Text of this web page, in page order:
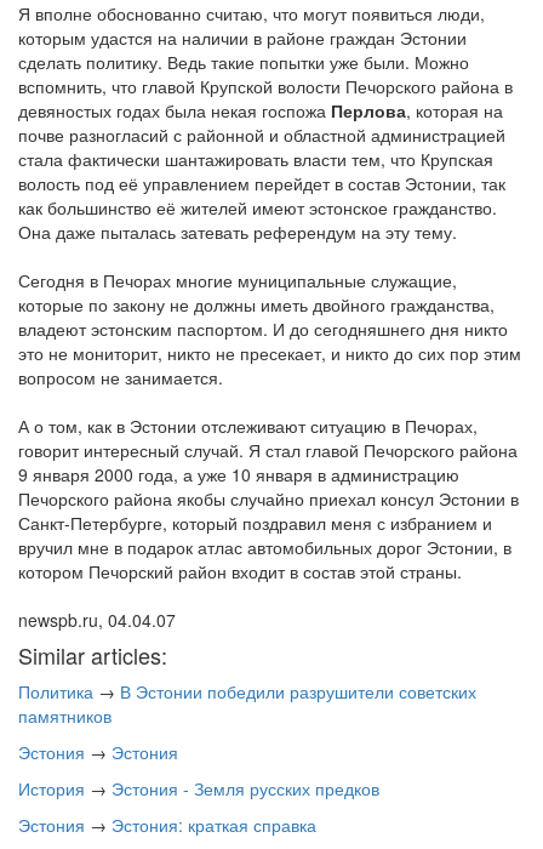
Я вполне обоснованно считаю, что могут появиться люди,
которым удастся на наличии в районе граждан Эстонии
сделать политику. Ведь такие попытки уже были. Можно
вспомнить, что главой Крупской волости Печорского района в
девяностых годах была некая госпожа Перлова, которая на
почве разногласий с районной и областной администрацией
стала фактически шантажировать власти тем, что Крупская
волость под её управлением перейдет в состав Эстонии, так
как большинство её жителей имеют эстонское гражданство.
Она даже пыталась затевать референдум на эту тему.
Сегодня в Печорах многие муниципальные служащие,
которые по закону не должны иметь двойного гражданства,
владеют эстонским паспортом. И до сегодняшнего дня никто
это не мониторит, никто не пресекает, и никто до сих пор этим
вопросом не занимается.
А о том, как в Эстонии отслеживают ситуацию в Печорах,
говорит интересный случай. Я стал главой Печорского района
9 января 2000 года, а уже 10 января в администрацию
Печорского района якобы случайно приехал консул Эстонии в
Санкт-Петербурге, который поздравил меня с избранием и
вручил мне в подарок атлас автомобильных дорог Эстонии, в
котором Печорский район входит в состав этой страны.
newspb.ru, 04.04.07
Similar articles:
Политика → В Эстонии победили разрушители советских
памятников
Эстония → Эстония
История → Эстония - Земля русских предков
Эстония → Эстония: краткая справка